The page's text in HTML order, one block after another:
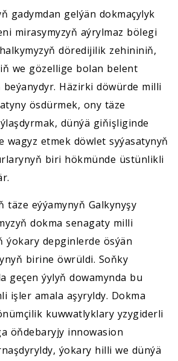
gadymdan gelýän dokmaçylyk
mirasymyzyň aýrylmaz bölegi
döredijilik zehininiň,
we gözellige bolan belent
Häzirki döwürde milli
ösdürmek, ony täze
dünýä giňişliginde
wagyz etmek döwlet syýasatynyň
biri hökmünde üstünlikli
täze eýýamynyň Galkynyşy
dokma senagaty milli
ýokary depginlerde ösýän
birine öwrüldi. Soňky
geçen ýylyň dowamynda bu
işler amala aşyryldy. Dokma
kuwwatlyklary yzygiderli
öňdebaryjy innowasion
ýokary hilli we dünýä